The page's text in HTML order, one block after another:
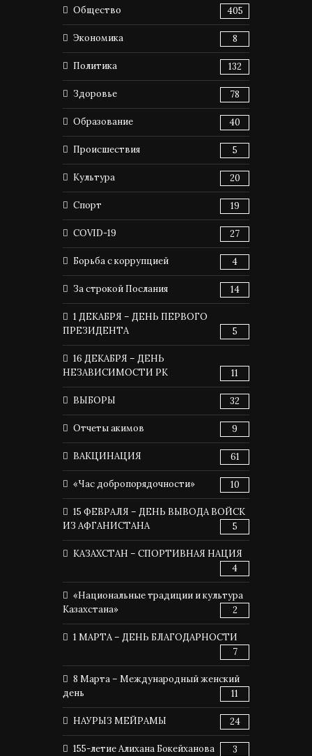
Общество 405
Экономика 8
Политика 132
Здоровье 78
Образование 40
Происшествия 5
Культура 20
Спорт 19
COVID-19 27
Борьба с коррупцией 4
За строкой Послания 14
1 ДЕКАБРЯ – ДЕНЬ ПЕРВОГО
ПРЕЗИДЕНТА
5
16 ДЕКАБРЯ – ДЕНЬ
НЕЗАВИСИМОСТИ РК
11
ВЫБОРЫ 32
Отчеты акимов 9
ВАКЦИНАЦИЯ 61
«Час добропорядочности» 10
15 ФЕВРАЛЯ – ДЕНЬ ВЫВОДА ВОЙСК
ИЗ АФГАНИСТАНА
5
КАЗАХСТАН – СПОРТИВНАЯ НАЦИЯ
4
«Национальные традиции и культура
Казахстана»
2
1 МАРТА – ДЕНЬ БЛАГОДАРНОСТИ
7
8 Марта – Международный женский
день
11
НАУРЫЗ МЕЙРАМЫ 24
155-летие Алихана Бокейханова 3